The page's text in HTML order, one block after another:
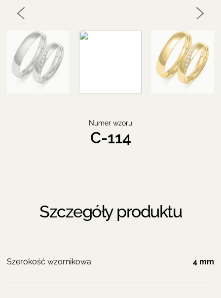
Numer wzoru
C-114
Szczegóły produktu
Szerokość wzornikowa 4 mm